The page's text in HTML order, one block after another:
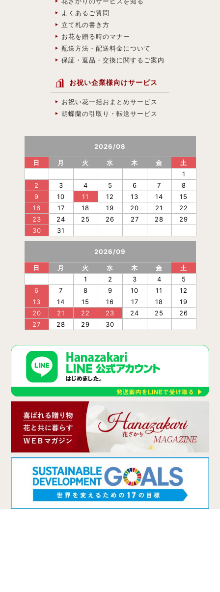
よくあるご質問
立て札の書き方
お花を贈る時のマナー
配送方法・配送料金について
保証・返品・交換に関するご案内
お祝い企業様向けサービス
お祝い花一括おまとめサービス
胡蝶蘭の引取り・転送サービス
2026/08
日 月 火 水 木 金
土
1
2
3 4 5 6 7
8
9
10 11 12 13 14
15
16
17 18 19 20 21
22
23
24 25 26 27 28
29
30
31
2026/09
日 月 火 水 木 金
土
1
2 3 4
5
6
7 8 9 10 11
12
13
14 15 16 17 18
19
20
21 22 23 24 25
26
27
28 29 30